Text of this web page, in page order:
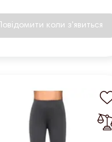
коли з'явиться